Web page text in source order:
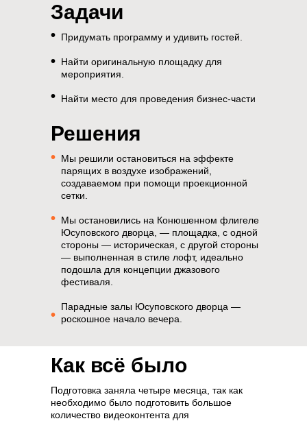
Задачи
Придумать программу и удивить гостей.
Найти оригинальную площадку для
мероприятия.
Найти место для проведения бизнес-части
Решения
Мы решили остановиться на эффекте
парящих в воздухе изображений,
создаваемом при помощи проекционной
сетки.
Мы остановились на Конюшенном флигеле
Юсуповского дворца, — площадка, с одной
стороны — историческая, с другой стороны
— выполненная в стиле лофт, идеально
подошла для концепции джазового
фестиваля.
Парадные залы Юсуповского дворца —
роскошное начало вечера.
•
•
•
•
•
•
Как всё было
Подготовка заняла четыре месяца, так как
необходимо было подготовить большое
количество видеоконтента для